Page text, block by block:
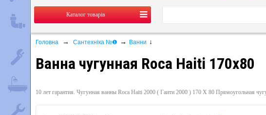
Каталог товарів
Головна → Сантехніка №❶ → Ванни ↓
Ванна чугунная Roca Haiti 170x80
10 лет гарантия. Чугунная ванны Roca Haiti 2000 ( Гаити 2000 ) 170 Х 80 Прямоугольная